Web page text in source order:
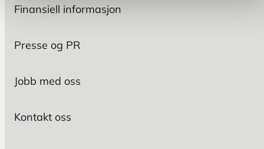
Finansiell informasjon
Presse og PR
Jobb med oss
Kontakt oss